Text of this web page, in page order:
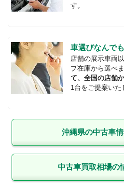
す。
車選びなんで
店舗の展示車両
プ在庫から選べま
て、全国の店舗
1台をご提案いた
沖縄県の中古車
中古車買取相場の